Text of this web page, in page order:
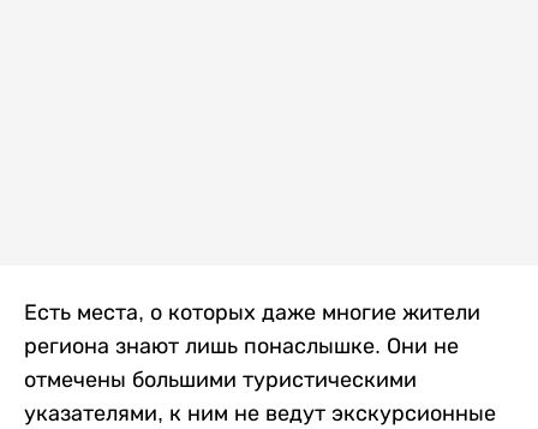
Есть места, о которых даже многие жители
региона знают лишь понаслышке. Они не
отмечены большими туристическими
указателями, к ним не ведут экскурсионные